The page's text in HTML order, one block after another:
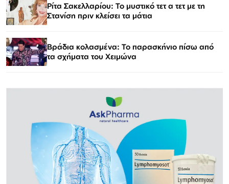
Ρίτα Σακελλαρίου: Το μυστικό τετ α τετ με τη
Στανίση πριν κλείσει τα μάτια
Βράδια κολασμένα: Το παρασκήνιο πίσω από
τα σχήματα του Χειμώνα